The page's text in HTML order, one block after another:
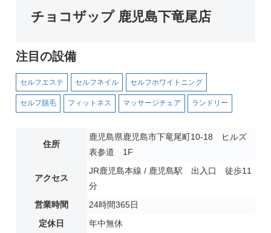
チョコザップ 鹿児島下竜尾店
注目の設備
セルフエステ セルフネイル セルフホワイトニング
セルフ脱毛 フィットネス マッサージチェア ランドリー
住所
鹿児島県鹿児島市下竜尾町10-18 ヒルズ
表参道 1F
アクセス
JR鹿児島本線 / 鹿児島駅 出入口 徒歩11
分
営業時間
24時間365日
定休日
年中無休